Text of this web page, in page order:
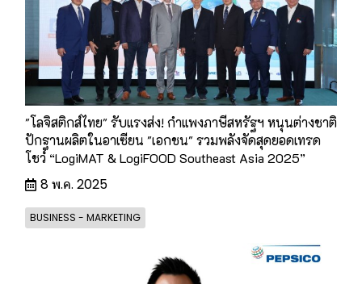
"โลจิสติกส์ไทย" รับแรงส่ง! กำแพงภาษีสหรัฐฯ หนุนต่างชาติ
ปักฐานผลิตในอาเซียน "เอกชน" รวมพลังจัดสุดยอดเทรด
โชว์ “LogiMAT & LogiFOOD Southeast Asia 2025”
8 พ.ค. 2025
BUSINESS - MARKETING